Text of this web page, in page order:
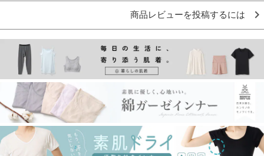
商品レビューを投稿するには